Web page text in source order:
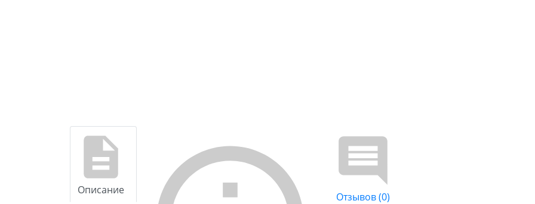
Описание
Отзывов (0)